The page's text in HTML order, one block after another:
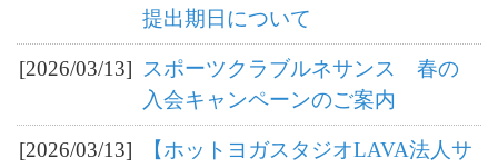
提出期日について
[2026/03/13]
スポーツクラブルネサンス 春の
入会キャンペーンのご案内
[2026/03/13]
【ホットヨガスタジオLAVA法人サ